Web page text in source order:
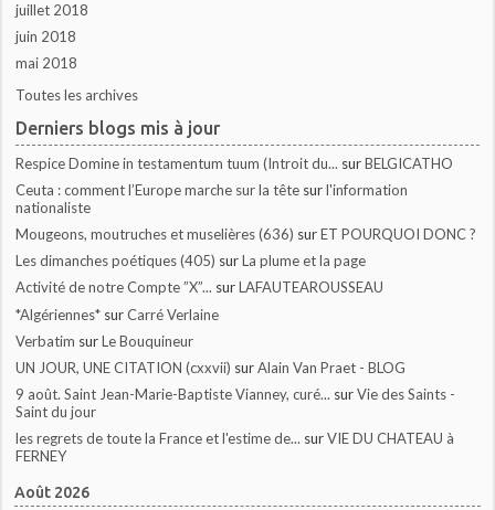
juillet 2018
juin 2018
mai 2018
Toutes les archives
Derniers blogs mis à jour
Respice Domine in testamentum tuum (Introit du... surBELGICATHO
Ceuta : comment l’Europe marche sur la tête surl'information
nationaliste
Mougeons, moutruches et muselières (636) surET POURQUOI DONC ?
Les dimanches poétiques (405) surLa plume et la page
Activité de notre Compte ”X”... surLAFAUTEAROUSSEAU
*Algériennes* surCarré Verlaine
Verbatim surLe Bouquineur
UN JOUR, UNE CITATION (cxxvii) surAlain Van Praet - BLOG
9 août. Saint Jean-Marie-Baptiste Vianney, curé... surVie des Saints -
Saint du jour
les regrets de toute la France et l'estime de... surVIE DU CHATEAU à
FERNEY
Août 2026